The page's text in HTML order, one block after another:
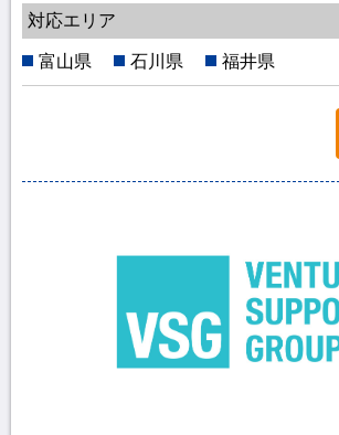
対応エリア
富山県 石川県 福井県